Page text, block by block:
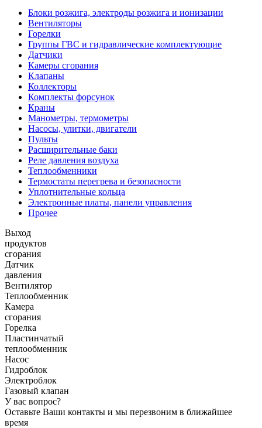
Блоки розжига, электроды розжига и ионизации
Вентиляторы
Горелки
Группы ГВС и гидравлические комплектующие
Датчики
Камеры сгорания
Клапаны
Коллекторы
Комплекты форсунок
Краны
Манометры, термометры
Насосы, улитки, двигатели
Пульты
Расширительные баки
Реле давления воздуха
Теплообменники
Термостаты перегрева и безопасности
Уплотнительные кольца
Электронные платы, панели управления
Прочее
Выход
продуктов
сгорания
Датчик
давления
Вентилятор
Теплообменник
Камера
сгорания
Горелка
Пластинчатый
теплообменник
Насос
Гидроблок
Электроблок
Газовый клапан
У вас вопрос?
Оставьте Ваши контакты и мы перезвоним в ближайшее
время